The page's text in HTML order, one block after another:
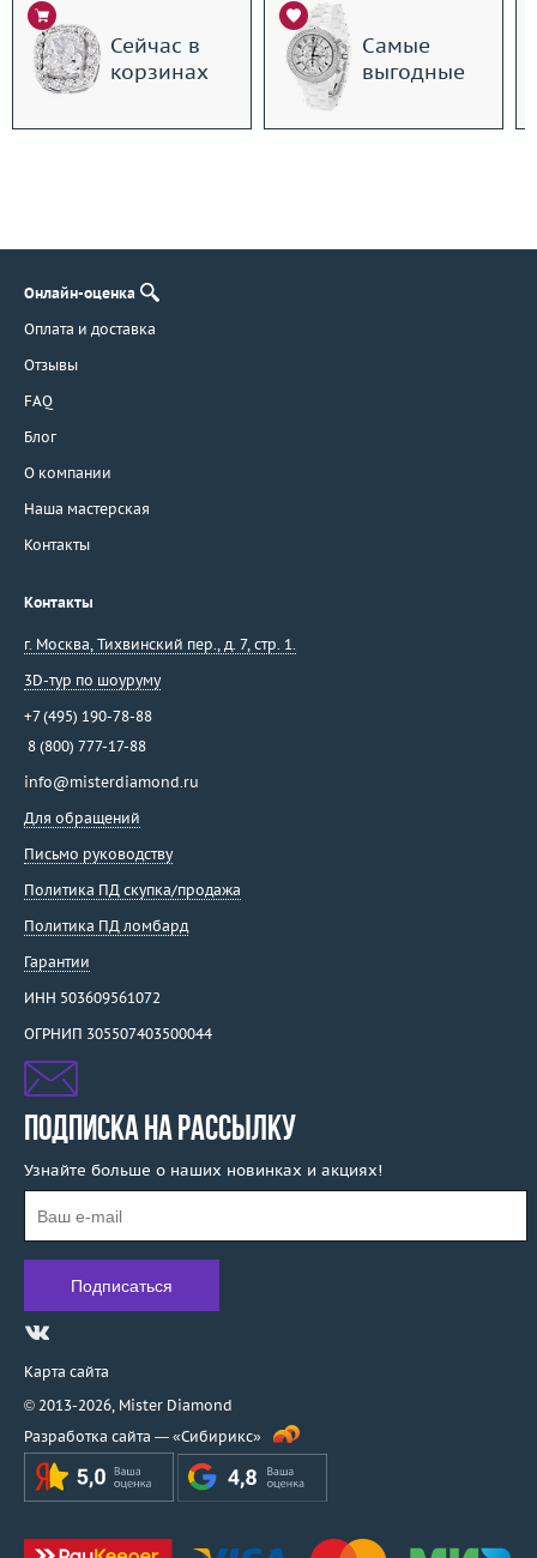
Сейчас в
корзинах
Самые
выгодные
Онлайн-оценка
Оплата и доставка
Отзывы
FAQ
Блог
О компании
Наша мастерская
Контакты
Контакты
г. Москва, Тихвинский пер., д. 7, стр. 1.
3D-тур по шоуруму
+7 (495) 190-78-88
8 (800) 777-17-88
info@misterdiamond.ru
Для обращений
Письмо руководству
Политика ПД скупка/продажа
Политика ПД ломбард
Гарантии
ИНН 503609561072
ОГРНИП 305507403500044
ПОДПИСКА НА РАССЫЛКУ
Узнайте больше о наших новинках и акциях!
Карта сайта
© 2013-2026, Mister Diamond
Разработка сайта — «Сибирикс»